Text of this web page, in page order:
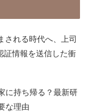
される時代へ、上司
証情報を送信した衝
に持ち帰る？最新研
な理由